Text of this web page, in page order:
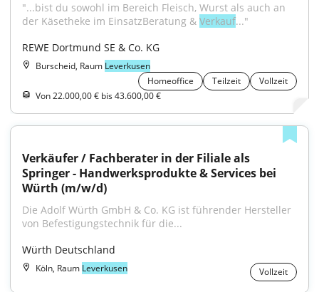
"...bist du sowohl im Bereich Fleisch, Wurst als auch an
der Käsetheke im EinsatzBeratung & Verkauf..."
REWE Dortmund SE & Co. KG
Burscheid, Raum Leverkusen
Homeoffice
Teilzeit
Vollzeit
Von 22.000,00 € bis 43.600,00 €
Verkäufer / Fachberater in der Filiale als
Springer - Handwerksprodukte & Services bei
Würth (m/w/d)
Die Adolf Würth GmbH & Co. KG ist führender Hersteller
von Befestigungstechnik für die...
Würth Deutschland
Köln, Raum Leverkusen Vollzeit